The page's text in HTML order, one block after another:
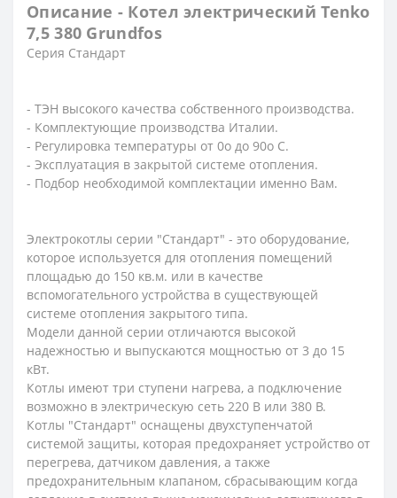
Описание - Котел электрический Tenko
7,5 380 Grundfos
Серия Стандарт
- ТЭН высокого качества собственного производства.
- Комплектующие производства Италии.
- Регулировка температуры от 0o до 90o С.
- Эксплуатация в закрытой системе отопления.
- Подбор необходимой комплектации именно Вам.
Электрокотлы серии "Стандарт" - это оборудование,
которое используется для отопления помещений
площадью до 150 кв.м. или в качестве
вспомогательного устройства в существующей
системе отопления закрытого типа.
Модели данной серии отличаются высокой
надежностью и выпускаются мощностью от 3 до 15
кВт.
Котлы имеют три ступени нагрева, а подключение
возможно в электрическую сеть 220 В или 380 В.
Котлы "Стандарт" оснащены двухступенчатой
системой защиты, которая предохраняет устройство от
перегрева, датчиком давления, а также
предохранительным клапаном, сбрасывающим когда